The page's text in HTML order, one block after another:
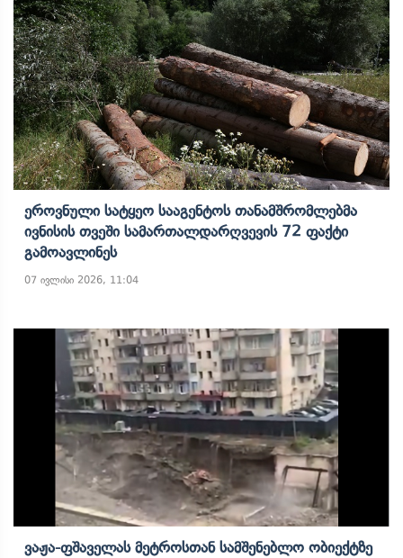
Ეროვნული Სატყეო Სააგენტოს Თანამშრომლებმა
Ივნისის Თვეში Სამართალდარღვევის 72 Ფაქტი
Გამოავლინეს
07 ივლისი 2026, 11:04
Ვაჟა-Ფშაველას Მეტროსთან Სამშენებლო Ობიექტზე